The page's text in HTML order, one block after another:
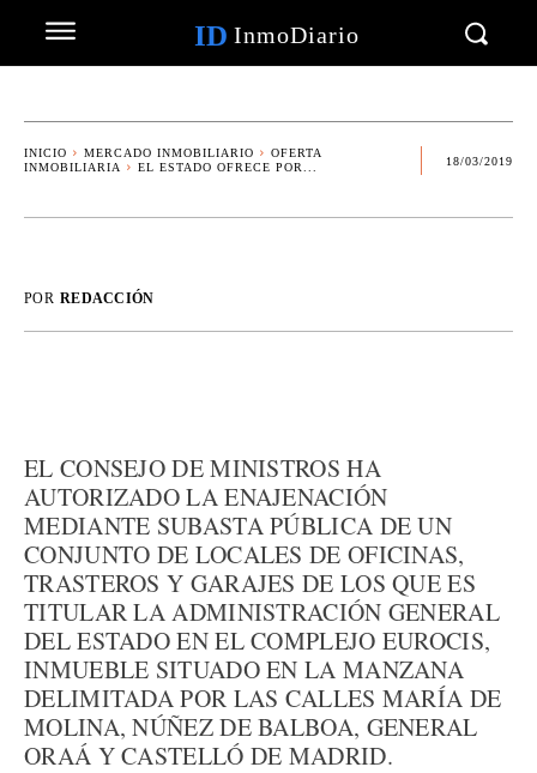
ID InmoDiario
INICIO MERCADO INMOBILIARIO
OFERTA
INMOBILIARIA
EL ESTADO OFRECE POR...
18/03/2019
POR REDACCIÓN
EL CONSEJO DE MINISTROS HA
AUTORIZADO LA ENAJENACIÓN
MEDIANTE SUBASTA PÚBLICA DE UN
CONJUNTO DE LOCALES DE OFICINAS,
TRASTEROS Y GARAJES DE LOS QUE ES
TITULAR LA ADMINISTRACIÓN GENERAL
DEL ESTADO EN EL COMPLEJO EUROCIS,
INMUEBLE SITUADO EN LA MANZANA
DELIMITADA POR LAS CALLES MARÍA DE
MOLINA, NÚÑEZ DE BALBOA, GENERAL
ORAÁ Y CASTELLÓ DE MADRID.